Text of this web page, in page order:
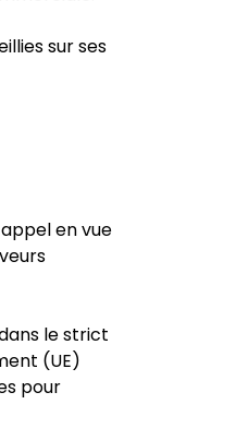
sur ses
en vue
le strict
(UE)
pour